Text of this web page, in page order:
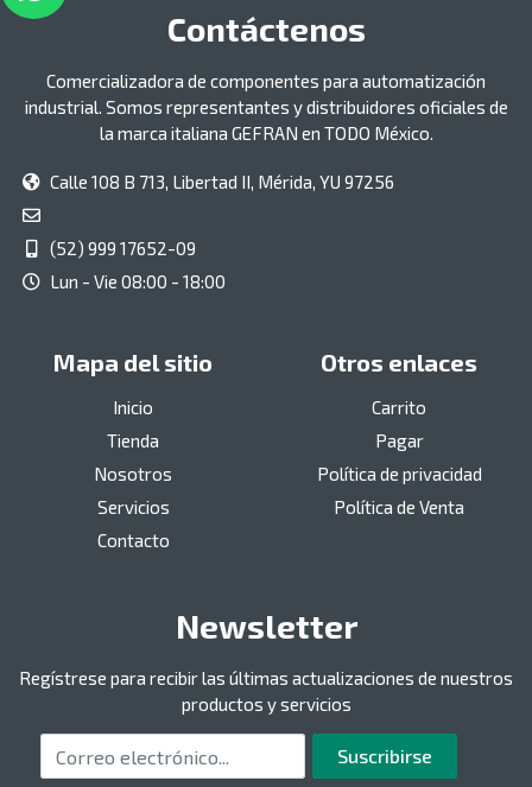
Contáctenos
Comercializadora de componentes para automatización
industrial. Somos representantes y distribuidores oficiales de
la marca italiana GEFRAN en TODO México.
Calle 108 B 713, Libertad II, Mérida, YU 97256
(52) 999 17652-09
Lun - Vie 08:00 - 18:00
Mapa del sitio
Inicio
Tienda
Nosotros
Servicios
Contacto
Otros enlaces
Carrito
Pagar
Política de privacidad
Política de Venta
Newsletter
Regístrese para recibir las últimas actualizaciones de nuestros
productos y servicios
Correo electrónico Suscribirse